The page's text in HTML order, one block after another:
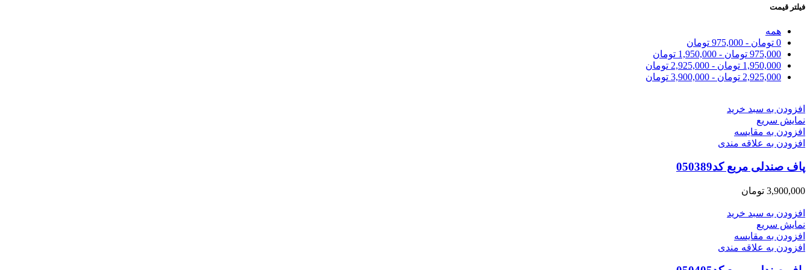
فیلتر قیمت
همه
0 تومان -
975,000 تومان
975,000 تومان -
1,950,000 تومان
1,950,000 تومان -
2,925,000 تومان
2,925,000 تومان -
3,900,000 تومان
افزودن به سبد خرید
نمایش سریع
افزودن به مقایسه
افزودن به علاقه مندی
پاف صندلی مربع کد050389
3,900,000 تومان
افزودن به سبد خرید
نمایش سریع
افزودن به مقایسه
افزودن به علاقه مندی